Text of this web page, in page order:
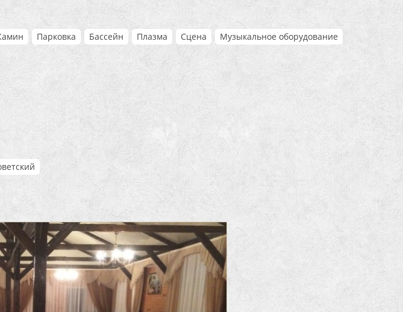
Парковка Бассейн Плазма Сцена
Музыкальное оборудование